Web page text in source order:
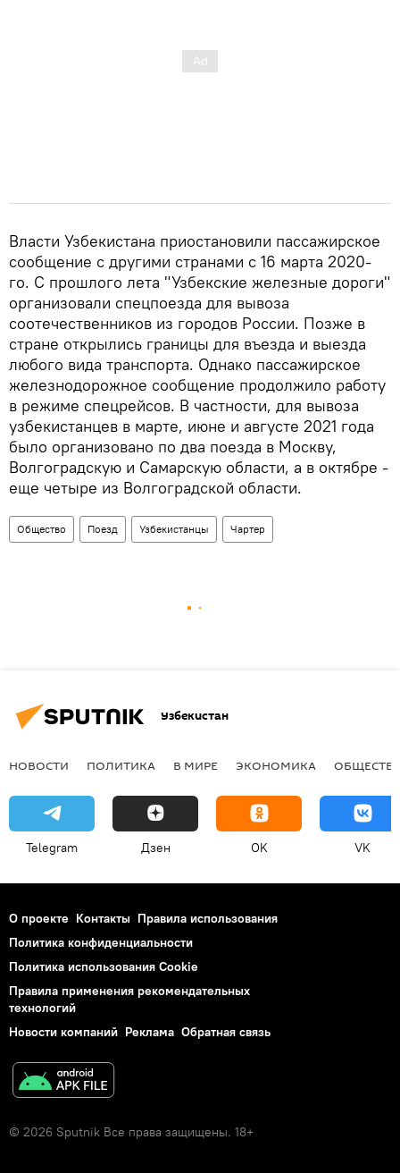
Власти Узбекистана приостановили пассажирское
сообщение с другими странами с 16 марта 2020-
го. С прошлого лета "Узбекские железные дороги"
организовали спецпоезда для вывоза
соотечественников из городов России. Позже в
стране открылись границы для въезда и выезда
любого вида транспорта. Однако пассажирское
железнодорожное сообщение продолжило работу
в режиме спецрейсов. В частности, для вывоза
узбекистанцев в марте, июне и августе 2021 года
было организовано по два поезда в Москву,
Волгоградскую и Самарскую области, а в октябре -
еще четыре из Волгоградской области.
Общество Поезд Узбекистанцы Чартер
Узбекистан
НОВОСТИ ПОЛИТИКА В МИРЕ ЭКОНОМИКА
Telegram Дзен OK VK
О проекте Контакты Правила использования
Политика конфиденциальности
Политика использования Cookie
Правила применения рекомендательных
технологий
Новости компаний Реклама Обратная связь
© 2026 Sputnik Все права защищены. 18+